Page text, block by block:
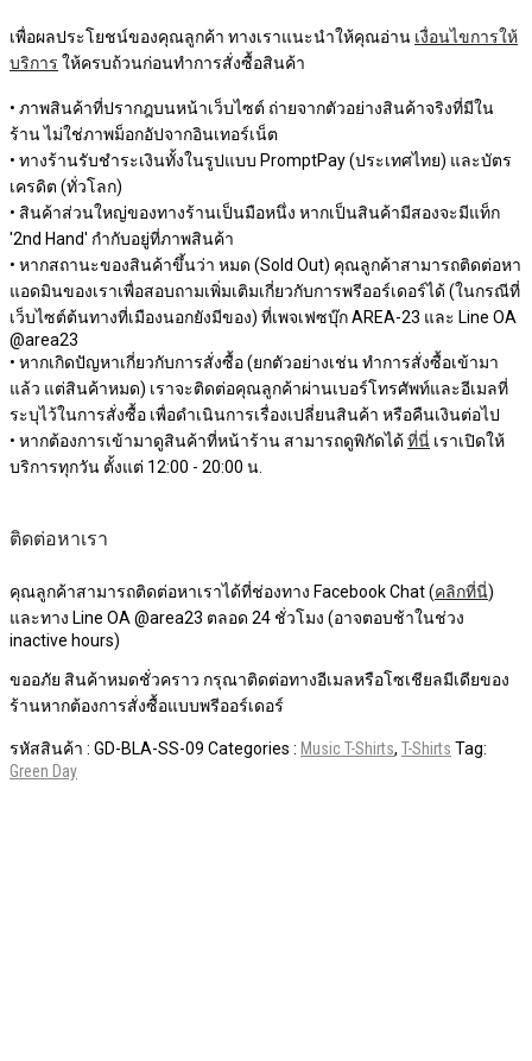
เพื่อผลประโยชน์ของคุณลูกค้า ทางเราแนะนำให้คุณอ่าน เงื่อนไขการให้
บริการ ให้ครบถ้วนก่อนทำการสั่งซื้อสินค้า
• ภาพสินค้าที่ปรากฎบนหน้าเว็บไซต์ ถ่ายจากตัวอย่างสินค้าจริงที่มีใน
ร้าน ไม่ใช่ภาพม็อกอัปจากอินเทอร์เน็ต
• ทางร้านรับชำระเงินทั้งในรูปแบบ PromptPay (ประเทศไทย) และบัตร
เครดิต (ทั่วโลก)
• สินค้าส่วนใหญ่ของทางร้านเป็นมือหนึ่ง หากเป็นสินค้ามีสองจะมีแท็ก
'2nd Hand' กำกับอยู่ที่ภาพสินค้า
• หากสถานะของสินค้าขึ้นว่า หมด (Sold Out) คุณลูกค้าสามารถติดต่อหา
แอดมินของเราเพื่อสอบถามเพิ่มเติมเกี่ยวกับการพรีออร์เดอร์ได้ (ในกรณีที่
เว็บไซต์ต้นทางที่เมืองนอกยังมีของ) ที่เพจเฟซบุ๊ก AREA-23 และ Line OA
@area23
• หากเกิดปัญหาเกี่ยวกับการสั่งซื้อ (ยกตัวอย่างเช่น ทำการสั่งซื้อเข้ามา
แล้ว แต่สินค้าหมด) เราจะติดต่อคุณลูกค้าผ่านเบอร์โทรศัพท์และอีเมลที่
ระบุไว้ในการสั่งซื้อ เพื่อดำเนินการเรื่องเปลี่ยนสินค้า หรือคืนเงินต่อไป
• หากต้องการเข้ามาดูสินค้าที่หน้าร้าน สามารถดูพิกัดได้ ที่นี่ เราเปิดให้
บริการทุกวัน ตั้งแต่ 12:00 - 20:00 น.
ติดต่อหาเรา
คุณลูกค้าสามารถติดต่อหาเราได้ที่ช่องทาง Facebook Chat (คลิกที่นี่)
และทาง Line OA @area23 ตลอด 24 ชั่วโมง (อาจตอบช้าในช่วง
inactive hours)
ขออภัย สินค้าหมดชั่วคราว กรุณาติดต่อทางอีเมลหรือโซเชียลมีเดียของ
ร้านหากต้องการสั่งซื้อแบบพรีออร์เดอร์
รหัสสินค้า : GD-BLA-SS-09 Categories : Music T-Shirts, T-Shirts Tag:
Green Day